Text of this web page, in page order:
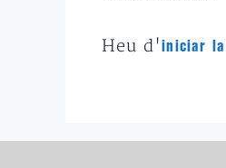
Heu d'iniciar la